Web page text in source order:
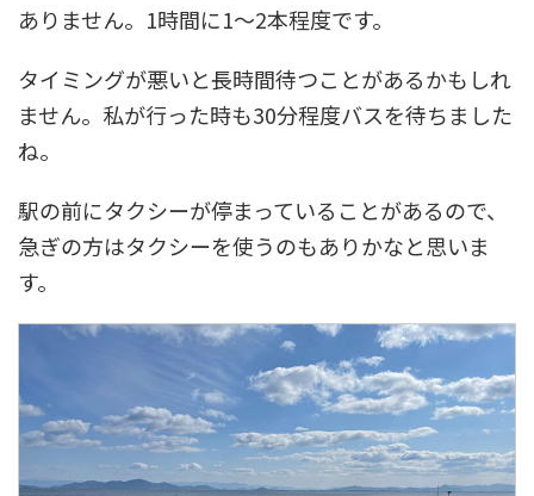
ありません。1時間に1〜2本程度です。
タイミングが悪いと長時間待つことがあるかもしれ
ません。私が行った時も30分程度バスを待ちました
ね。
駅の前にタクシーが停まっていることがあるので、
急ぎの方はタクシーを使うのもありかなと思いま
す。